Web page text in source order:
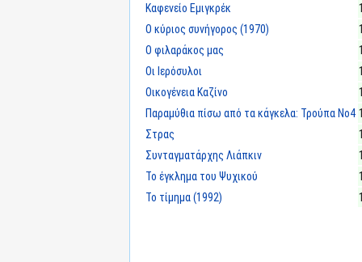
Καφενείο Εμιγκρέκ
Ο κύριος συνήγορος (1970)
Ο φιλαράκος μας
Οι Ιερόσυλοι
Οικογένεια Καζίνο
Παραμύθια πίσω από τα κάγκελα: Τρούπα Νο4
Στρας
Συνταγματάρχης Λιάπκιν
Το έγκλημα του Ψυχικού
Το τίμημα (1992)